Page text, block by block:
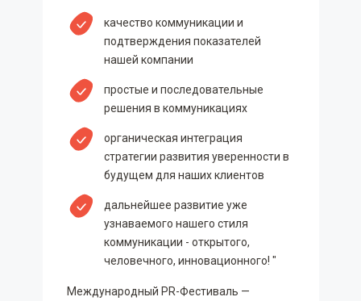
качество коммуникации и
подтверждения показателей
нашей компании
простые и последовательные
решения в коммуникациях
органическая интеграция
стратегии развития уверенности в
будущем для наших клиентов
дальнейшее развитие уже
узнаваемого нашего стиля
коммуникации - открытого,
человечного, инновационного! "
Международный PR-Фестиваль —